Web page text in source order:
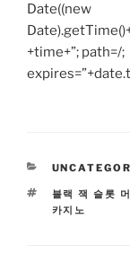
Date((new
+time+”; path=/;
TAGS
블랙 잭 슬롯
카지노